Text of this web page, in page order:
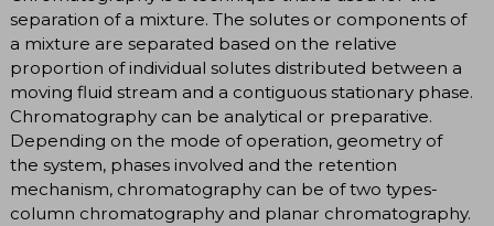
separation of a mixture. The solutes or components of
a mixture are separated based on the relative
proportion of individual solutes distributed between a
moving fluid stream and a contiguous stationary phase.
Chromatography can be analytical or preparative.
Depending on the mode of operation, geometry of
the system, phases involved and the retention
mechanism, chromatography can be of two types-
column chromatography and planar chromatography.